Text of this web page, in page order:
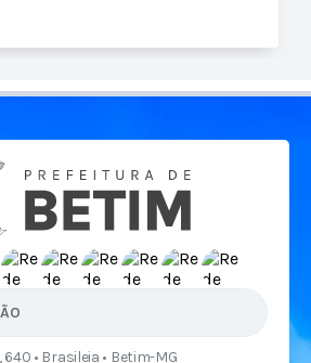
• Brasileia • Betim-MG